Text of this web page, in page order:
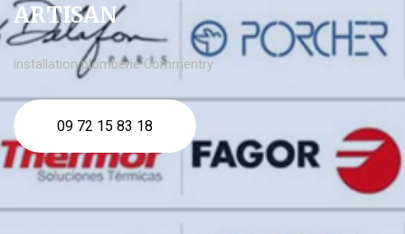
ARTISAN
installation plomberie Commentry
09 72 15 83 18